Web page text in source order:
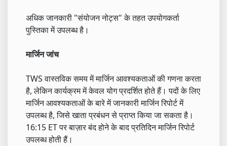
अधिक जानकारी "संयोजन नोट्स" के तहत उपयोगकर्ता
पुस्तिका में उपलब्ध है।
मार्जिन जांच
TWS वास्तविक समय में मार्जिन आवश्यकताओं की गणना करता
है, लेकिन कार्यक्रम में केवल योग प्रदर्शित होते हैं। पदों के लिए
मार्जिन आवश्यकताओं के बारे में जानकारी मार्जिन रिपोर्ट में
उपलब्ध है, जिसे खाता प्रबंधन से प्राप्त किया जा सकता है।
16:15 ET पर बाज़ार बंद होने के बाद प्रतिदिन मार्जिन रिपोर्ट
उपलब्ध होती हैं।